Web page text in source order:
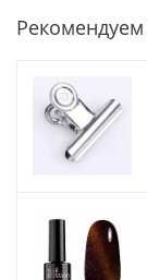
Рекомендуем